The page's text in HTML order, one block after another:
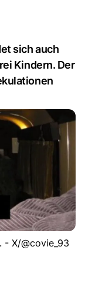
sich auch
Kindern. Der
- X/@covie_93